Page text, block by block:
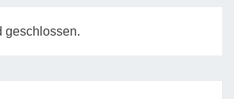
geschlossen.